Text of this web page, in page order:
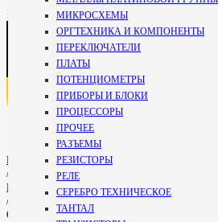
Кириши
Мурманск
Петрозаводск
Псков
МИКРОСХЕМЫ
ОРГТЕХНИКА И КОМПОНЕНТЫ
ПЕРЕКЛЮЧАТЕЛИ
ПЛАТЫ
ПОТЕНЦИОМЕТРЫ
ПРИБОРЫ И БЛОКИ
ПРОЦЕССОРЫ
ПРОЧЕЕ
РАЗЪЕМЫ
РЕЗИСТОРЫ
РЕЛЕ
СЕРЕБРО ТЕХНИЧЕСКОЕ
ТАНТАЛ
Главная
/
РАЗЪЕМЫ
/
Отечественный (54 контакта)